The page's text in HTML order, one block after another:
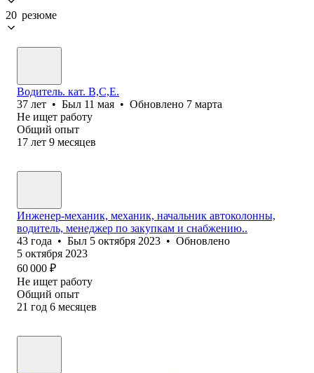
20 резюме
Водитель. кат. В,С,Е.
37 лет • Был 11 мая • Обновлено 7 марта
Не ищет работу
Общий опыт
17 лет 9 месяцев
Инженер-механик, механик, начальник автоколонны,
водитель, менеджер по закyпкам и снабжению..
43 года • Был 5 октября 2023 • Обновлено
5 октября 2023
60 000 ₽
Не ищет работу
Общий опыт
21 год 6 месяцев